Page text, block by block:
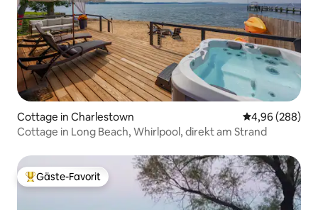
Cottage in Charlestown
4,96 (288)
Cottage in Long Beach, Whirlpool, direkt am Strand
Beliebter Gäste-Favorit.
Gäste-Favorit